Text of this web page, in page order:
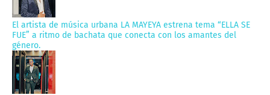
El artista de música urbana LA MAYEYA estrena tema “ELLA SE
FUE” a ritmo de bachata que conecta con los amantes del
género.